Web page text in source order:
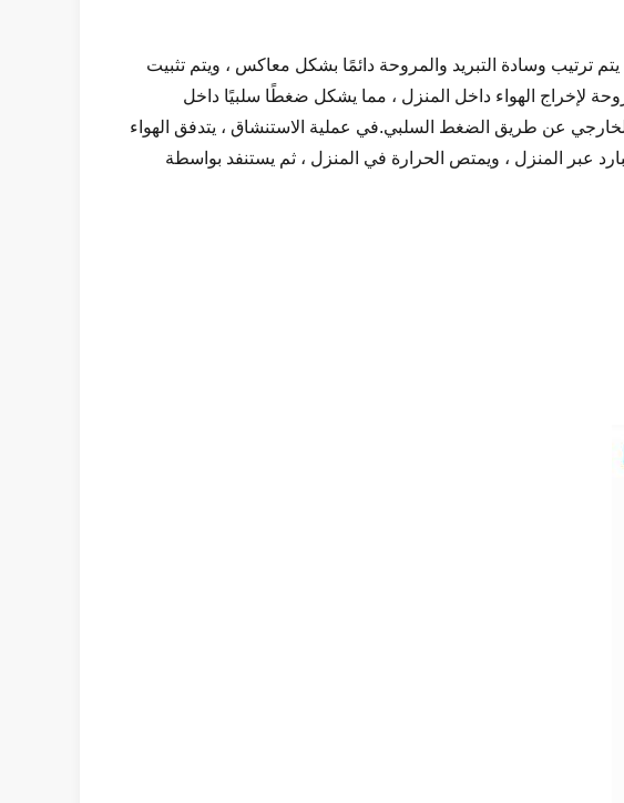
يتم ترتيب وسادة التبريد والمروحة دائمًا بشكل معاكس ، ويتم تثبيت
لإخراج الهواء داخل المنزل ، مما يشكل ضغطًا سلبيًا داخل
عن طريق الضغط السلبي.في عملية الاستنشاق ، يتدفق الهواء
عبر المنزل ، ويمتص الحرارة في المنزل ، ثم يستنفد بواسطة